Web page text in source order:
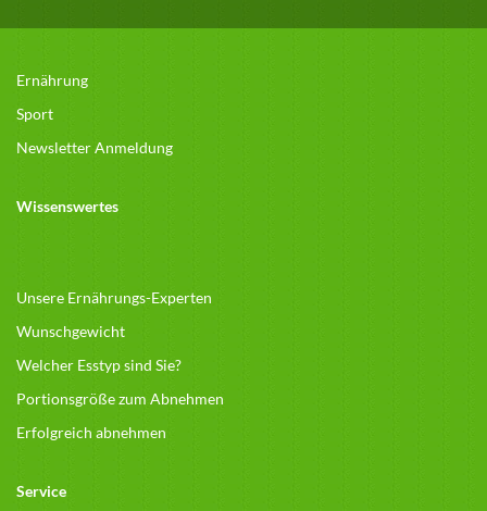
Ernährung
Sport
Newsletter Anmeldung
Wissenswertes
Unsere Ernährungs-Experten
Wunschgewicht
Welcher Esstyp sind Sie?
Portionsgröße zum Abnehmen
Erfolgreich abnehmen
Service